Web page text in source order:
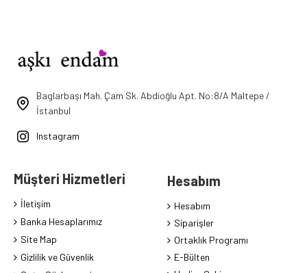
Baglarbaşı Mah. Çam Sk. Abdioğlu Apt. No:8/A Maltepe /
İstanbul
Instagram
Müşteri Hizmetleri
İletişim
Banka Hesaplarımız
Site Map
Gizlilik ve Güvenlik
Hesabım
Hesabım
Siparişler
Ortaklık Programı
E-Bülten